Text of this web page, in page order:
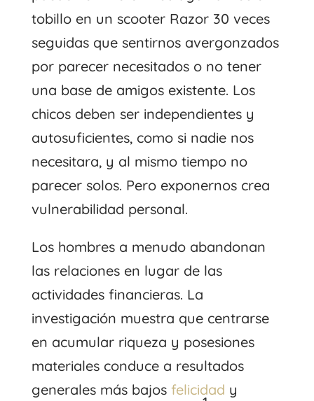
tobillo en un scooter Razor 30 veces
seguidas que sentirnos avergonzados
por parecer necesitados o no tener
una base de amigos existente. Los
chicos deben ser independientes y
autosuficientes, como si nadie nos
necesitara, y al mismo tiempo no
parecer solos. Pero exponernos crea
vulnerabilidad personal.
Los hombres a menudo abandonan
las relaciones en lugar de las
actividades financieras. La
investigación muestra que centrarse
en acumular riqueza y posesiones
materiales conduce a resultados
generales más bajos felicidad y